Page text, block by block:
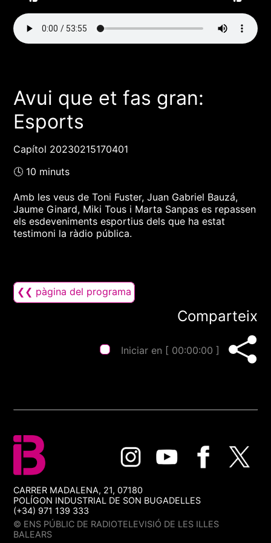
Avui que et fas gran:
Esports
Capítol 20230215170401
🕓 10 minuts
Amb les veus de Toni Fuster, Juan Gabriel Bauzá,
Jaume Ginard, Miki Tous i Marta Sanpas es repassen
els esdeveniments esportius dels que ha estat
testimoni la ràdio pública.
❮❮ pàgina del programa
Comparteix
Iniciar en [ 00:00:00 ]
CARRER MADALENA, 21, 07180
POLÍGON INDUSTRIAL DE SON BUGADELLES
(+34) 971 139 333
© ENS PÚBLIC DE RADIOTELEVISIÓ DE LES ILLES
BALEARS